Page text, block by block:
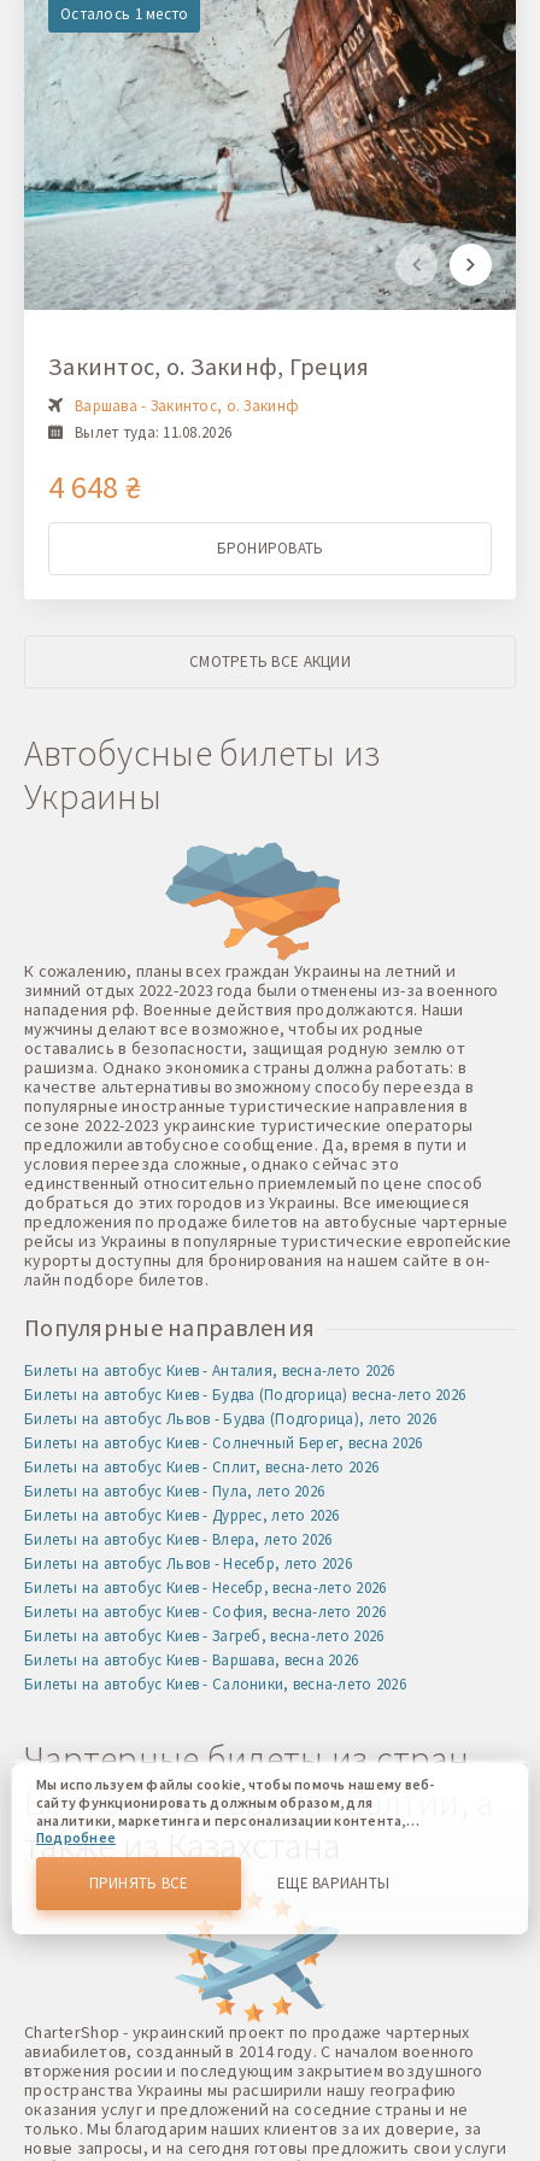
Осталось 1 место
Закинтос, о. Закинф, Греция
Варшава - Закинтос, о. Закинф
Вылет туда: 11.08.2026
4 648 ₴
БРОНИРОВАТЬ
СМОТРЕТЬ ВСЕ АКЦИИ
Автобусные билеты из
Украины
К сожалению, планы всех граждан Украины на летний и
зимний отдых 2022-2023 года были отменены из-за военного
нападения рф. Военные действия продолжаются. Наши
мужчины делают все возможное, чтобы их родные
оставались в безопасности, защищая родную землю от
рашизма. Однако экономика страны должна работать: в
качестве альтернативы возможному способу переезда в
популярные иностранные туристические направления в
сезоне 2022-2023 украинские туристические операторы
предложили автобусное сообщение. Да, время в пути и
условия переезда сложные, однако сейчас это
единственный относительно приемлемый по цене способ
добраться до этих городов из Украины. Все имеющиеся
предложения по продаже билетов на автобусные чартерные
рейсы из Украины в популярные туристические европейские
курорты доступны для бронирования на нашем сайте в он-
лайн подборе билетов.
Популярные направления
Билеты на автобус Киев - Анталия, весна-лето 2026
Билеты на автобус Киев - Будва (Подгорица) весна-лето 2026
Билеты на автобус Львов - Будва (Подгорица), лето 2026
Билеты на автобус Киев - Солнечный Берег, весна 2026
Билеты на автобус Киев - Сплит, весна-лето 2026
Билеты на автобус Киев - Пула, лето 2026
Билеты на автобус Киев - Дуррес, лето 2026
Билеты на автобус Киев - Влера, лето 2026
Билеты на автобус Львов - Несебр, лето 2026
Билеты на автобус Киев - Несебр, весна-лето 2026
Билеты на автобус Киев - София, весна-лето 2026
Билеты на автобус Киев - Загреб, весна-лето 2026
Билеты на автобус Киев - Варшава, весна 2026
Билеты на автобус Киев - Салоники, весна-лето 2026
Чартерные билеты из стран
Восточной Европы, Балтии, а
также из Казахстана
CharterShop - украинский проект по продаже чартерных
авиабилетов, созданный в 2014 году. С началом военного
вторжения росии и последующим закрытием воздушного
пространства Украины мы расширили нашу географию
оказания услуг и предложений на соседние страны и не
только. Мы благодарим наших клиентов за их доверие, за
новые запросы, и на сегодня готовы предложить свои услуги
Мы используем файлы cookie, чтобы помочь нашему веб-
сайту функционировать должным образом, для
аналитики, маркетинга и персонализации контента,
который вы видите. Файлы cookies позволяют нам
отличать Вас от других пользователей нашего веб-сайта.
Соглашаясь, вы соглашаетесь на использование всех этих
файлов cookie. Вы можете обновить свои предпочтения,
нажав кнопку настроек файлов cookie, или в любое
время, перейдя к нашей политике использования файлов
Подробнее
ПРИНЯТЬ ВСЕ ЕЩЕ ВАРИАНТЫ